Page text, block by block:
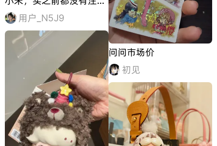
这款，到手确实可爱😊
用户_N5J9
问问市场价
初见